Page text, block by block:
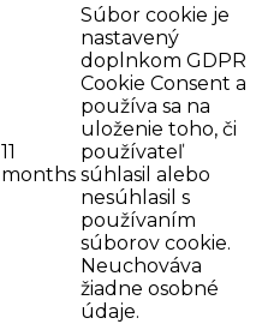
11
months
Súbor cookie je
nastavený
doplnkom GDPR
Cookie Consent a
používa sa na
uloženie toho, či
používateľ
súhlasil alebo
nesúhlasil s
používaním
súborov cookie.
Neuchováva
žiadne osobné
údaje.